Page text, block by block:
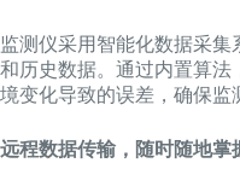
监测仪采用智能化数据采
和历史数据。通过内置算
境变化导致的误差，确保监
远程数据传输，随时随地掌